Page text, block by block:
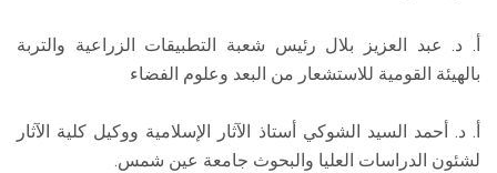
أ. د. عبد العزيز بلال رئيس شعبة التطبيقات الزراعية والتربة
بالهيئة القومية للاستشعار من البعد وعلوم الفضاء
أ. د. أحمد السيد الشوكي أستاذ الآثار الإسلامية ووكيل كلية الآثار
لشئون الدراسات العليا والبحوث جامعة عين شمس.